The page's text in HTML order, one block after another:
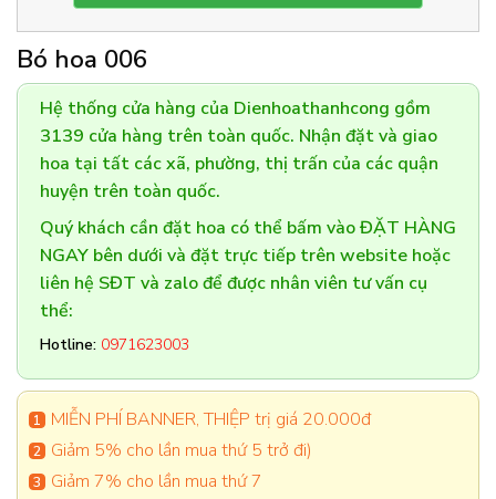
Bó hoa 006
Hệ thống cửa hàng của Dienhoathanhcong gồm
3139 cửa hàng trên toàn quốc. Nhận đặt và giao
hoa tại tất các xã, phường, thị trấn của các quận
huyện trên toàn quốc.
Quý khách cần đặt hoa có thể bấm vào ĐẶT HÀNG
NGAY bên dưới và đặt trực tiếp trên website hoặc
liên hệ SĐT và zalo để được nhân viên tư vấn cụ
thể:
Hotline: 0971623003
MIỄN PHÍ BANNER, THIỆP trị giá 20.000đ
Giảm 5% cho lần mua thứ 5 trở đi)
Giảm 7% cho lần mua thứ 7